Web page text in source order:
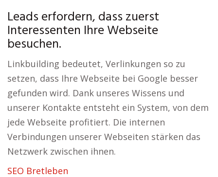
Leads erfordern, dass zuerst
Interessenten Ihre Webseite
besuchen.
Linkbuilding bedeutet, Verlinkungen so zu
setzen, dass Ihre Webseite bei Google besser
gefunden wird. Dank unseres Wissens und
unserer Kontakte entsteht ein System, von dem
jede Webseite profitiert. Die internen
Verbindungen unserer Webseiten stärken das
Netzwerk zwischen ihnen.
SEO Bretleben